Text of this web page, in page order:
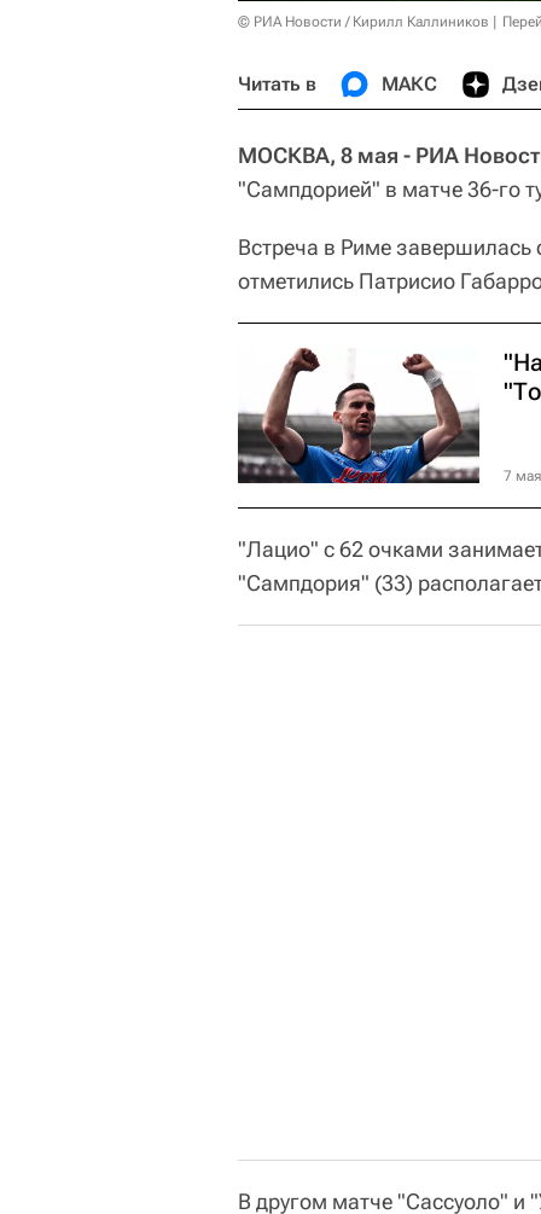
© РИА Новости / Кирилл Каллиников
Читать в МАКС
МОСКВА, 8 мая - РИА
"Сампдорией" в матче 36-го
Встреча в Риме завершилась
отметились Патрисио
7
"Лацио" с 62 очками
"Сампдория" (33)
В другом матче "Сассуоло" и